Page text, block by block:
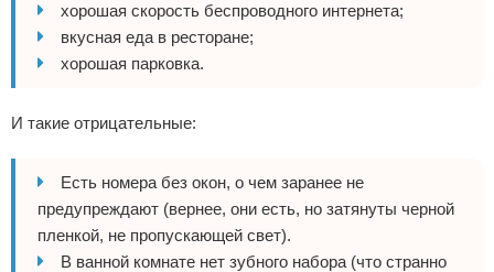
хорошая скорость беспроводного интернета;
вкусная еда в ресторане;
хорошая парковка.
И такие отрицательные:
Есть номера без окон, о чем заранее не
предупреждают (вернее, они есть, но затянуты черной
пленкой, не пропускающей свет).
В ванной комнате нет зубного набора (что странно